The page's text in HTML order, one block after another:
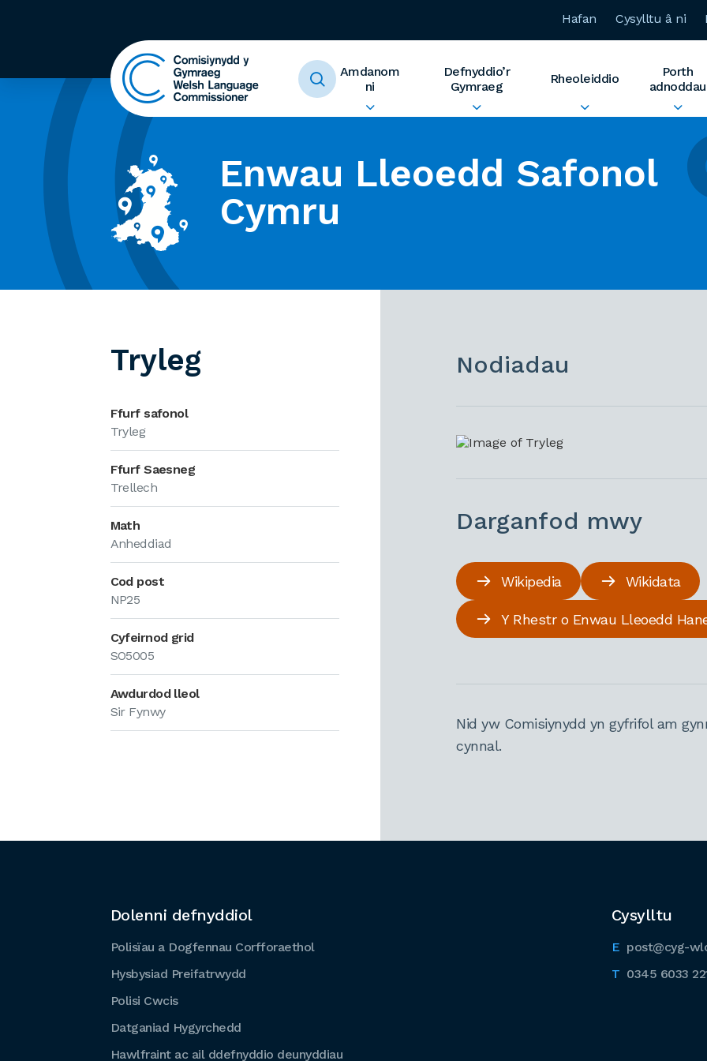
Hafan Cysylltu â ni
Amdanom
ni
Defnyddio’r
Gymraeg
Rheoleiddio
Porth
adnoddau
Enwau Lleoedd Safonol
Cymru
Tryleg
Ffurf safonol
Tryleg
Ffurf Saesneg
Trellech
Math
Anheddiad
Cod post
NP25
Cyfeirnod grid
SO5005
Awdurdod lleol
Sir Fynwy
Nodiadau
Darganfod mwy
Wikipedia Wikidata
Y Rhestr o Enwau Lleoedd
Nid yw Comisiynydd yn gyfrifol am
cynnal.
Cysylltu
post@cyg-
0345 6033
Dolenni defnyddiol
Polisïau a Dogfennau Corfforaethol
Hysbysiad Preifatrwydd
Polisi Cwcis
Datganiad Hygyrchedd
Hawlfraint ac ail ddefnyddio deunyddiau